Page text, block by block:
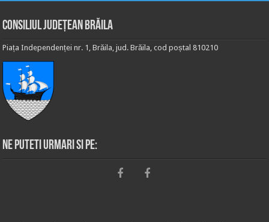
Consiliul Județean Brăila
Piața Independenței nr. 1, Brăila, jud. Brăila, cod poștal 810210
Ne puteti urmari si pe: